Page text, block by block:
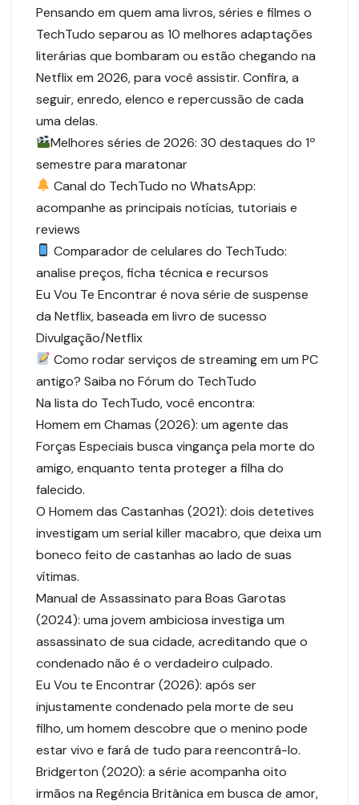
Pensando em quem ama livros, séries e filmes o
TechTudo separou as 10 melhores adaptações
literárias que bombaram ou estão chegando na
Netflix em 2026, para você assistir. Confira, a
seguir, enredo, elenco e repercussão de cada
uma delas.
Melhores séries de 2026: 30 destaques do 1º
semestre para maratonar
Canal do TechTudo no WhatsApp:
acompanhe as principais notícias, tutoriais e
reviews
Comparador de celulares do TechTudo:
analise preços, ficha técnica e recursos
Eu Vou Te Encontrar é nova série de suspense
da Netflix, baseada em livro de sucesso
Divulgação/Netflix
Como rodar serviços de streaming em um PC
antigo? Saiba no Fórum do TechTudo
Na lista do TechTudo, você encontra:
Homem em Chamas (2026): um agente das
Forças Especiais busca vingança pela morte do
amigo, enquanto tenta proteger a filha do
falecido.
O Homem das Castanhas (2021): dois detetives
investigam um serial killer macabro, que deixa um
boneco feito de castanhas ao lado de suas
vítimas.
Manual de Assassinato para Boas Garotas
(2024): uma jovem ambiciosa investiga um
assassinato de sua cidade, acreditando que o
condenado não é o verdadeiro culpado.
Eu Vou te Encontrar (2026): após ser
injustamente condenado pela morte de seu
filho, um homem descobre que o menino pode
estar vivo e fará de tudo para reencontrá-lo.
Bridgerton (2020): a série acompanha oito
irmãos na Regência Britânica em busca de amor,